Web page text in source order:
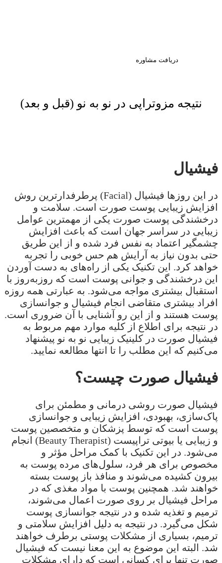
دریافت مشاوره
نتیجه مزوتراپی در نو به نو (قبل و بعد)
فیشیال
در این روزها فیشیال (Facial) پرطرفدارترین روش
افزایش زیبایی پوست صورت است. سلامت و
درخشندگی پوست صورت یکی از مهمترین عوامل
زیبایی در سراسر جهان است که باعث افزایش
چشمگیر اعتماد به نفس فرد شده و از این طریق
حتی بدون نیاز به آرایش هم حس خوبی را تجربه
خواهد کرد. این تکنیک یکی از راه‌های به دست آوردن
این درخشندگی و جوانی پوست است که روزبه‌روز با
استقبال بیشتری مواجه می‌شود. به عبارتی همه روزه
افراد بیشتری متقاضی انجام فیشیال و جوانسازی
پوست هستند و از این رو آشنایی با آن ضروری است.
در نتیجه برای اطلاع از کلیه موارد مهم مربوط به
فیشیال صورت در کلینیک زیبایی نو به نو پیشنهاد
می‌کنیم که این مطلب را تا انتها مطالعه نمایید.
فیشیال صورت چیست؟
فیشیال صورت روشی درمانی و مطمئن برای
پاک‌سازی، بهبودی، افزایش زیبایی و جوانسازی
پوست است که توسط پزشکان و متخصصین پوست
و زیبایی یا بیوتی تراپیست (Beauty Therapist) انجام
می‌شود. در این تکنیک با کمک مراحل مؤثر و
مخصوص برای هر فرد، سلول‌های مرده پوست به
بیرون کشیده می‌شوند و منافذ باز پوست بسته
خواهند شد. همچنین پوست با مواد مغذی که در
مراحل فیشیال بر روی صورت اعمال می‌شوند،
ترمیم و تغذیه شده و در نتیجه جوانسازی پوست
شکل می‌گیرد. در نتیجه به دلیل افزایش سلامتی و
ترمیم، بسیاری از مشکلات پوستی برطرف خواهند
شد. البته این موضوع به این معنا نیست که فیشیال
صورت تنها برای کسانی است که دارای مشکلات